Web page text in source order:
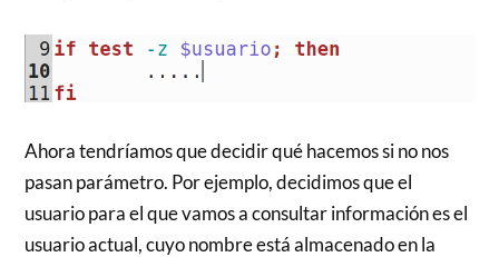
Ahora tendríamos que decidir qué hacemos si no nos
pasan parámetro. Por ejemplo, decidimos que el
usuario para el que vamos a consultar información es el
usuario actual, cuyo nombre está almacenado en la